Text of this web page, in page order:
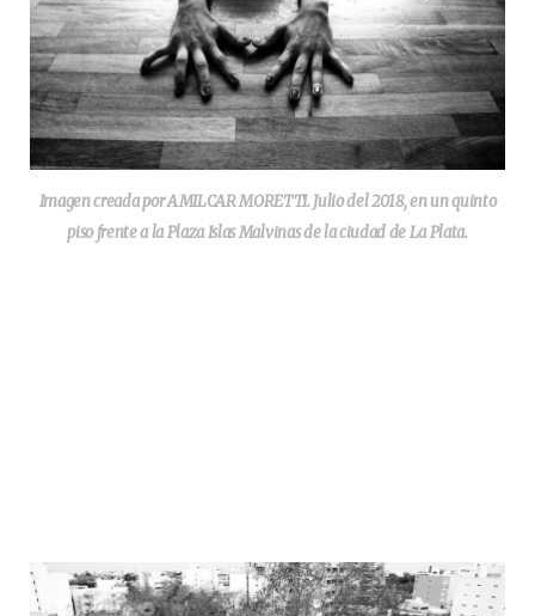
Imagen creada por AMILCAR MORETTI. Julio del 2018, en un quinto
piso frente a la Plaza Islas Malvinas de la ciudad de La Plata.